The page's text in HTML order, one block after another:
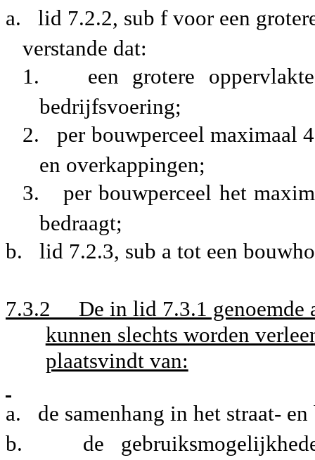
a.
lid 7.2.2, sub f voor een
verstande dat:
1.
een grotere
bedrijfsvoering;
2.
per bouwperceel maximaal
en overkappingen;
3.
per bouwperceel het
bedraagt;
b.
lid 7.2.3, sub a tot een
7.3.2 De in lid 7.3.1 genoemde
kunnen slechts worden
plaatsvindt van:
a.
de samenhang in het straat-
b.
de